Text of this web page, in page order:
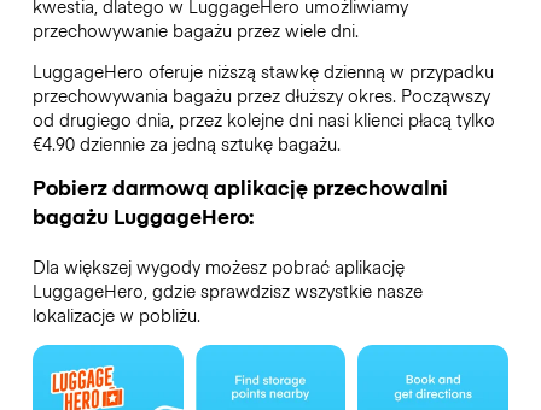
kwestia, dlatego w LuggageHero umożliwiamy
przechowywanie bagażu przez wiele dni.
LuggageHero oferuje niższą stawkę dzienną w przypadku
przechowywania bagażu przez dłuższy okres. Począwszy
od drugiego dnia, przez kolejne dni nasi klienci płacą tylko
€4.90 dziennie za jedną sztukę bagażu.
Pobierz darmową aplikację przechowalni
bagażu LuggageHero:
Dla większej wygody możesz pobrać aplikację
LuggageHero, gdzie sprawdzisz wszystkie nasze
lokalizacje w pobliżu.